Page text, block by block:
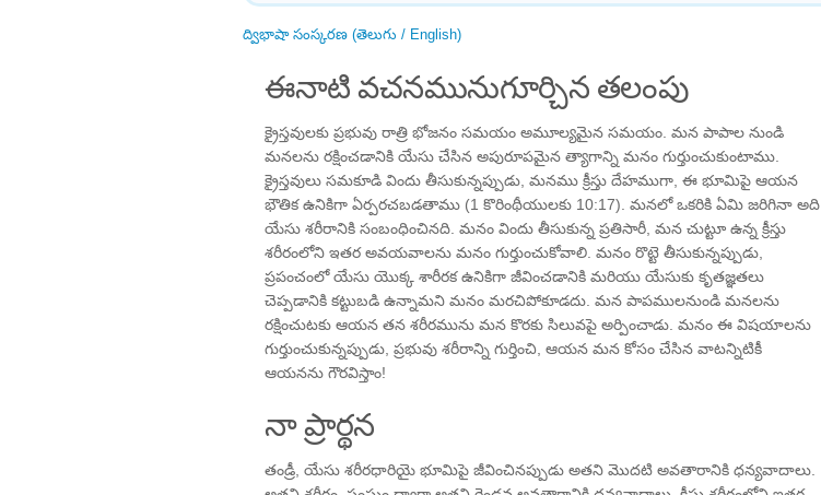
ద్విభాషా సంస్కరణ (తెలుగు / English)
ఈనాటి వచనమునుగూర్చిన తలంపు
క్రైస్తవులకు ప్రభువు రాత్రి భోజనం సమయం అమూల్యమైన సమయం. మన పాపాల నుండి
మనలను రక్షించడానికి యేసు చేసిన అపురూపమైన త్యాగాన్ని మనం గుర్తుంచుకుంటాము.
క్రైస్తవులు సమకూడి విందు తీసుకున్నప్పుడు, మనము క్రీస్తు దేహముగా, ఈ భూమిపై ఆయన
భౌతిక ఉనికిగా ఏర్పరచబడతాము (1 కొరింథీయులకు 10:17). మనలో ఒకరికి ఏమి జరిగినా అది
యేసు శరీరానికి సంబంధించినది. మనం విందు తీసుకున్న ప్రతిసారీ, మన చుట్టూ ఉన్న క్రీస్తు
శరీరంలోని ఇతర అవయవాలను మనం గుర్తుంచుకోవాలి. మనం రొట్టె తీసుకున్నప్పుడు,
ప్రపంచంలో యేసు యొక్క శారీరక ఉనికిగా జీవించడానికి మరియు యేసుకు కృతజ్ఞతలు
చెప్పడానికి కట్టుబడి ఉన్నామని మనం మరచిపోకూడదు. మన పాపములనుండి మనలను
రక్షించుటకు ఆయన తన శరీరమును మన కొరకు సిలువపై అర్పించాడు. మనం ఈ విషయాలను
గుర్తుంచుకున్నప్పుడు, ప్రభువు శరీరాన్ని గుర్తించి, ఆయన మన కోసం చేసిన వాటన్నిటికీ
ఆయనను గౌరవిస్తాం!
నా ప్రార్థన
తండ్రీ, యేసు శరీరధారియై భూమిపై జీవించినప్పుడు అతని మొదటి అవతారానికి ధన్యవాదాలు.